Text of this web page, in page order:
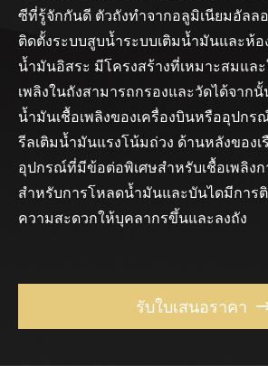
ซีที่รู้จักกันดี ตัวถังทำจากอลูมิเนียมอัลล
ติดตั้งระบบสูบน้ำระบบเติมน้ำมันและห้อ
น้ำมันอิสระ มีโครงสร้างที่เหมาะสมและ
เพลิงในถังสามารถกรองและวัดได้จาก
น้ำมันเชื้อเพลิงของเครื่องบินหรืออุปก
รีลเติมน้ำมันแรงโน้มถ่วง ด้านหลังของ
อุปกรณ์ที่มีข้อต่อพิเศษสำหรับเชื้อเพลิง
สำหรับการโหลดน้ำมันและบันไดมีการ
ความสะดวกให้บุคลากรขึ้นและลงถัง
รับใบเสนอราคา